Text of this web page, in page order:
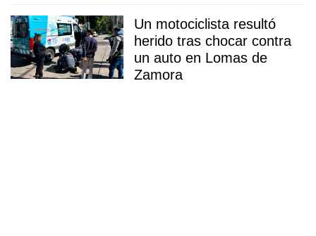
Un motociclista resultó
herido tras chocar contra
un auto en Lomas de
Zamora